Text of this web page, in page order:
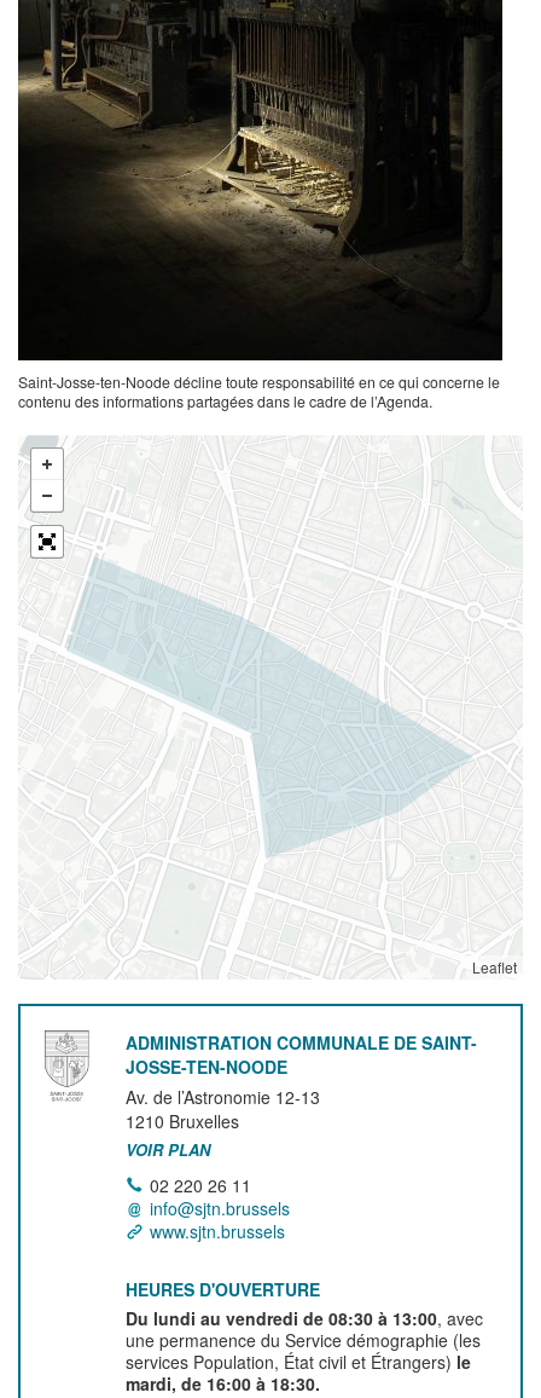
Saint-Josse-ten-Noode décline toute responsabilité en ce qui concerne le
contenu des informations partagées dans le cadre de l’Agenda.
Leaflet
ADMINISTRATION COMMUNALE DE SAINT-
JOSSE-TEN-NOODE
Av. de l’Astronomie 12-13
1210 Bruxelles
VOIR PLAN
02 220 26 11
info@sjtn.brussels
www.sjtn.brussels
HEURES D'OUVERTURE
Du lundi au vendredi de 08:30 à 13:00, avec
une permanence du Service démographie (les
services Population, État civil et Étrangers) le
mardi, de 16:00 à 18:30.